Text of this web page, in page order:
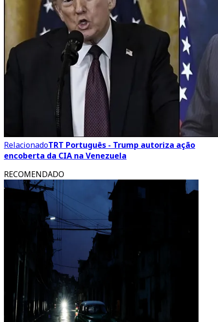
RelacionadoTRT Português - Trump autoriza ação
encoberta da CIA na Venezuela
RECOMENDADO